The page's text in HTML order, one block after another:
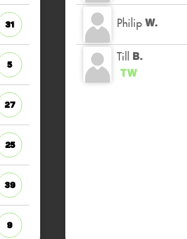
31
5
27
25
39
9
Philip W.
Till B.
TW